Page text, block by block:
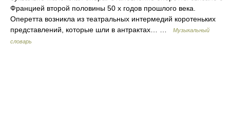
Францией второй половины 50 х годов прошлого века.
Оперетта возникла из театральных интермедий коротеньких
представлений, которые шли в антрактах… …
Музыкальный
словарь